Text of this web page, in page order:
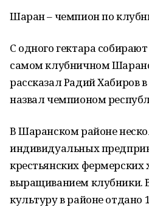
Шаран – чемпион по
С одного гектара
самом клубничном
рассказал Радий Хабиров
назвал чемпионом
В Шаранском районе
индивидуальных
крестьянских фермерских
выращиванием клубники.
культуру в районе отдано